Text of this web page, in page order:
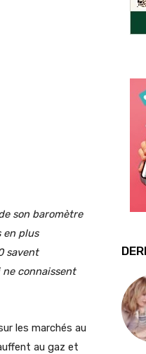
son baromètre
en plus
savent
connaissent
les marchés au
au gaz et